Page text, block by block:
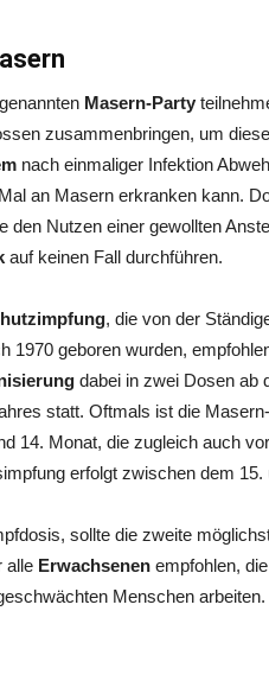
Masern-Party
zusammenbringen, um
nach einmaliger Infektion
an Masern erkranken kann.
den Nutzen einer gewollten
auf keinen Fall durchführen.
, die von der
1970 geboren wurden,
dabei in zwei Dosen ab
statt. Oftmals ist die
14. Monat, die zugleich auch vor
erfolgt zwischen dem 15.
sollte die zweite
alle Erwachsenen empfohlen,
Menschen arbeiten.